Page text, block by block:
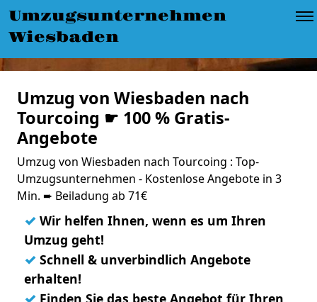
Umzugsunternehmen
Wiesbaden
Umzug von Wiesbaden nach
Tourcoing ☛ 100 % Gratis-
Angebote
Umzug von Wiesbaden nach Tourcoing : Top-
Umzugsunternehmen - Kostenlose Angebote in 3
Min. ➨ Beiladung ab 71€
✓ Wir helfen Ihnen, wenn es um Ihren
Umzug geht!
✓ Schnell & unverbindlich Angebote
erhalten!
✓ Finden Sie das beste Angebot für Ihren